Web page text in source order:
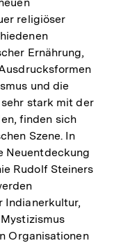
religiöser
Ernährung,
und die
stark mit der
finden sich
Szene. In
Neuentdeckung
Rudolf Steiners
Indianerkultur,
Organisationen